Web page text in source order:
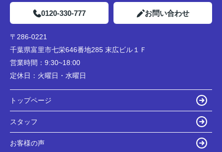
0120-330-777 お問い合わせ
〒286-0221
千葉県富里市七栄646番地285 末広ビル１Ｆ
営業時間： 9:30~18:00
定休日： 火曜日・水曜日
トップページ
スタッフ
お客様の声